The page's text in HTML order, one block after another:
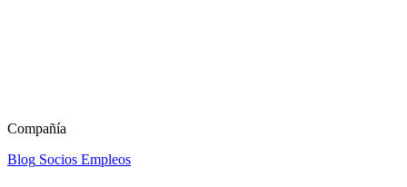
Compañía
Blog Socios Empleos